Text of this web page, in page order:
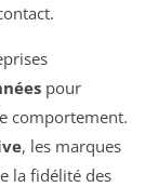
pour
comportement.
, les marques
la fidélité des